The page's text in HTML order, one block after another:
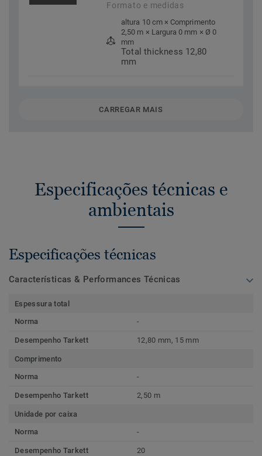
Formato e medidas
altura 10 cm × Comprimento
2,50 m × Largura 0 mm × Ø 0
mm
Total thickness 12,80
mm
CARREGAR MAIS
Especificações técnicas e
ambientais
Especificações técnicas
Características & Performances Técnicas
Espessura total
Norma
-
Desempenho Tarkett 12,80 mm, 15 mm
Comprimento
Norma
-
Desempenho Tarkett 2,50 m
Unidade por caixa
Norma
-
Desempenho Tarkett 20